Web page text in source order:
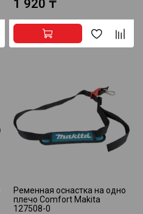
1 920 ₸
Ременная оснастка на одно
плечо Comfort Makita
127508-0